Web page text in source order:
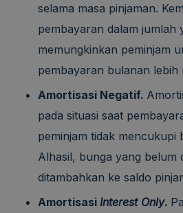
selama masa pinjaman.
pembayaran dalam jumlah
memungkinkan peminjam
pembayaran bulanan lebih
Amortisasi Negatif.
pada situasi saat
peminjam tidak mencukupi
Alhasil, bunga yang belum
ditambahkan ke saldo
Amortisasi Interest Only.